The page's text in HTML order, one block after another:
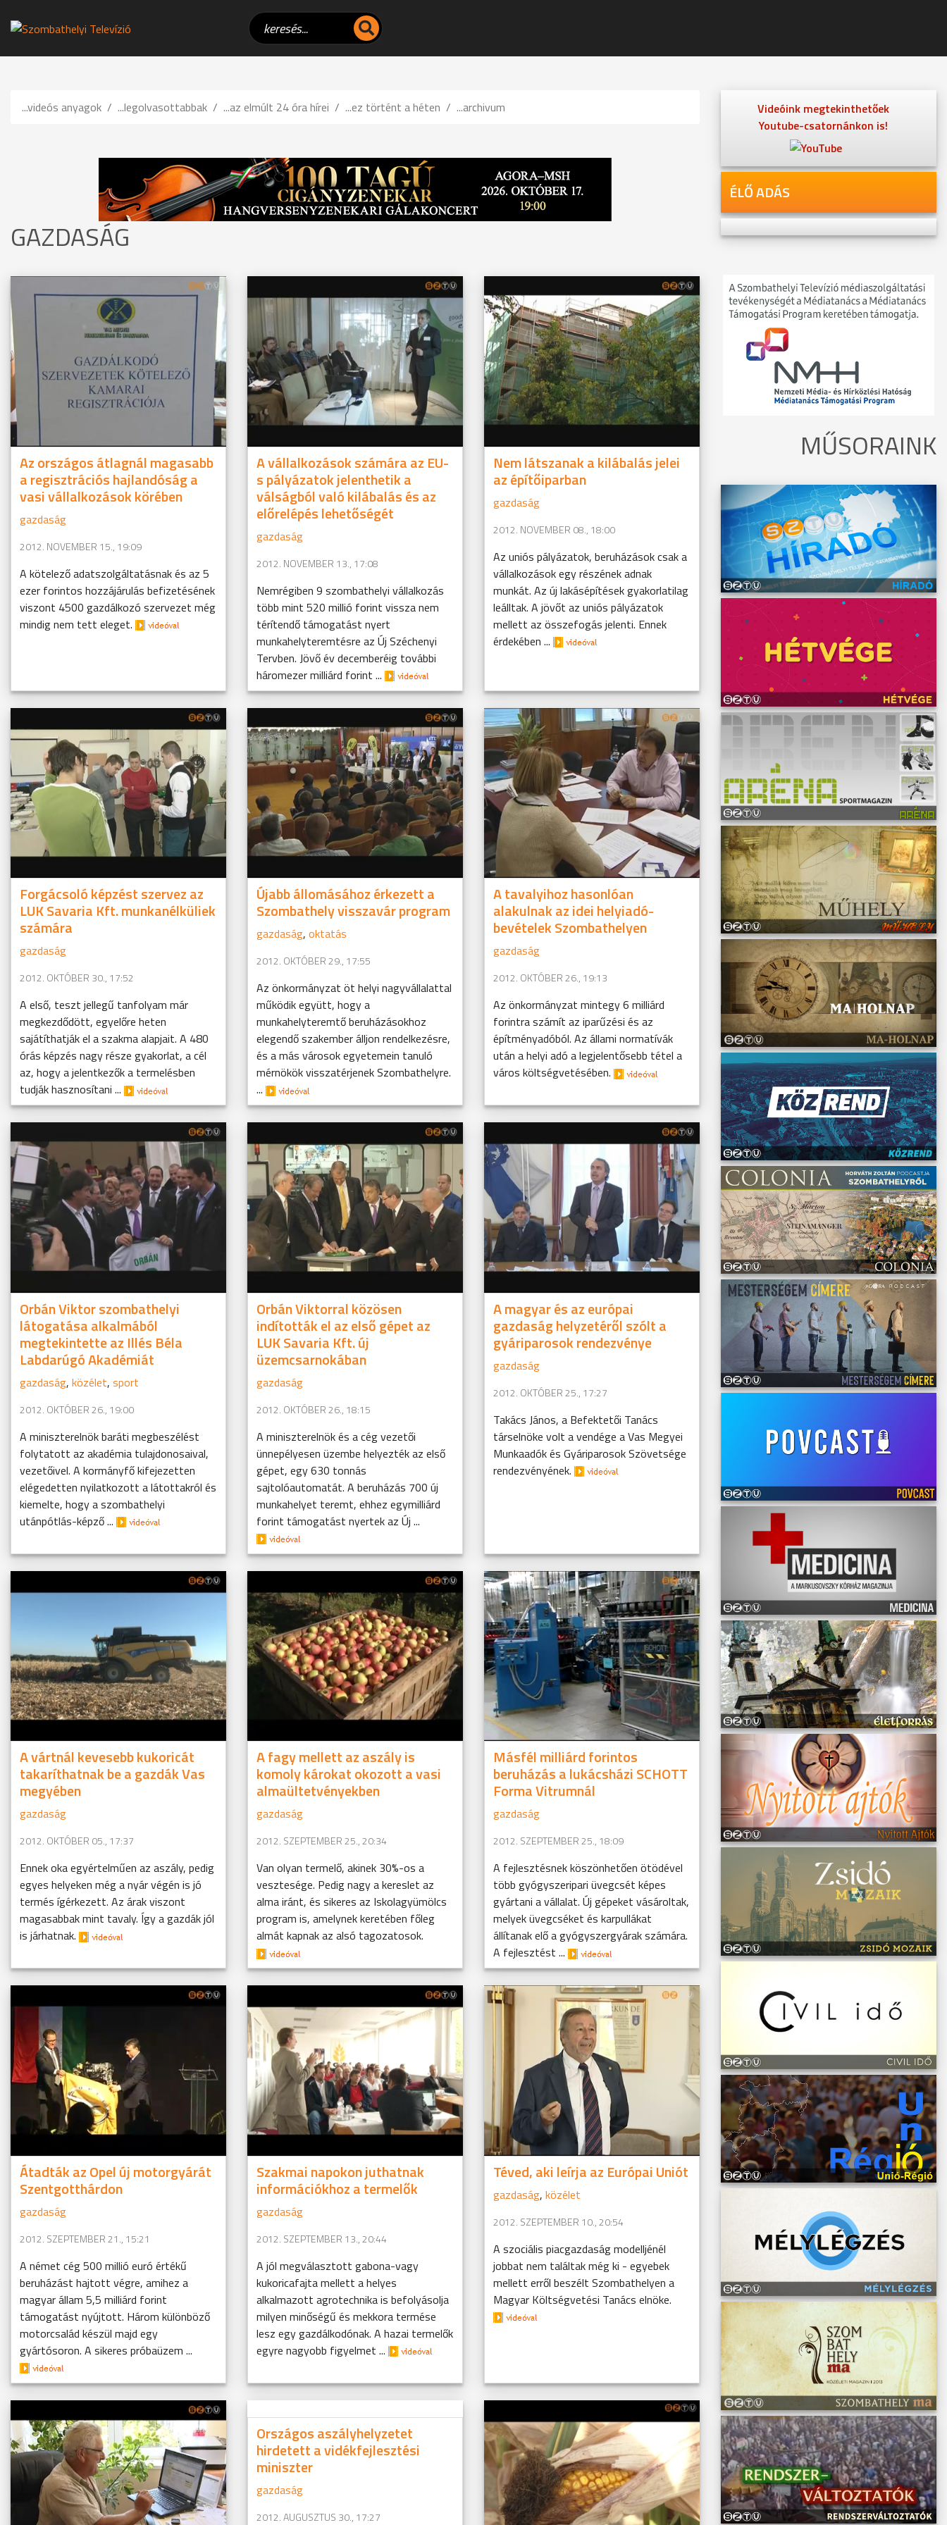
...videós anyagok ...legolvasottabbak ...az elmúlt 24 óra hírei ...ez történt a héten ...archivum
GAZDASÁG
Az országos átlagnál magasabb
a regisztrációs hajlandóság a
vasi vállalkozások körében
gazdaság
2012. NOVEMBER 15., 19:09
A kötelező adatszolgáltatásnak és az 5
ezer forintos hozzájárulás befizetésének
viszont 4500 gazdálkozó szervezet még
mindig nem tett eleget.
A vállalkozások számára az EU-
s pályázatok jelenthetik a
válságból való kilábalás és az
előrelépés lehetőségét
gazdaság
2012. NOVEMBER 13., 17:08
Nemrégiben 9 szombathelyi vállalkozás
több mint 520 millió forint vissza nem
térítendő támogatást nyert
munkahelyteremtésre az Új Széchenyi
Tervben. Jövő év decemberéig további
háromezer milliárd forint ...
Nem látszanak a kilábalás jelei
az építőiparban
gazdaság
2012. NOVEMBER 08., 18:00
Az uniós pályázatok, beruházások csak a
vállalkozások egy részének adnak
munkát. Az új lakásépítések gyakorlatilag
leálltak. A jövőt az uniós pályázatok
mellett az összefogás jelenti. Ennek
érdekében ...
Forgácsoló képzést szervez az
LUK Savaria Kft. munkanélküliek
számára
gazdaság
2012. OKTÓBER 30., 17:52
A első, teszt jellegű tanfolyam már
megkezdődött, egyelőre heten
sajátíthatják el a szakma alapjait. A 480
órás képzés nagy része gyakorlat, a cél
az, hogy a jelentkezők a termelésben
tudják hasznosítani ...
Újabb állomásához érkezett a
Szombathely visszavár program
gazdaság, oktatás
2012. OKTÓBER 29., 17:55
Az önkormányzat öt helyi nagyvállalattal
működik együtt, hogy a
munkahelyteremtő beruházásokhoz
elegendő szakember álljon rendelkezésre,
és a más városok egyetemein tanuló
mérnökök visszatérjenek Szombathelyre.
...
A tavalyihoz hasonlóan
alakulnak az idei helyiadó-
bevételek Szombathelyen
gazdaság
2012. OKTÓBER 26., 19:13
Az önkormányzat mintegy 6 milliárd
forintra számít az iparűzési és az
építményadóból. Az állami normatívák
után a helyi adó a legjelentősebb tétel a
város költségvetésében.
Orbán Viktor szombathelyi
látogatása alkalmából
megtekintette az Illés Béla
Labdarúgó Akadémiát
gazdaság, közélet, sport
2012. OKTÓBER 26., 19:00
A miniszterelnök baráti megbeszélést
folytatott az akadémia tulajdonosaival,
vezetőivel. A kormányfő kifejezetten
elégedetten nyilatkozott a látottakról és
kiemelte, hogy a szombathelyi
utánpótlás-képző ...
Orbán Viktorral közösen
indították el az első gépet az
LUK Savaria Kft. új
üzemcsarnokában
gazdaság
2012. OKTÓBER 26., 18:15
A miniszterelnök és a cég vezetői
ünnepélyesen üzembe helyezték az első
gépet, egy 630 tonnás
sajtolóautomatát. A beruházás 700 új
munkahelyet teremt, ehhez egymilliárd
forint támogatást nyertek az Új ...
A magyar és az európai
gazdaság helyzetéről szólt a
gyáriparosok rendezvénye
gazdaság
2012. OKTÓBER 25., 17:27
Takács János, a Befektetői Tanács
társelnöke volt a vendége a Vas Megyei
Munkaadók és Gyáriparosok Szövetsége
rendezvényének.
A vártnál kevesebb kukoricát
takaríthatnak be a gazdák Vas
megyében
gazdaság
2012. OKTÓBER 05., 17:37
Ennek oka egyértelműen az aszály, pedig
egyes helyeken még a nyár végén is jó
termés ígérkezett. Az árak viszont
magasabbak mint tavaly. Így a gazdák jól
is járhatnak.
A fagy mellett az aszály is
komoly károkat okozott a vasi
almaültetvényekben
gazdaság
2012. SZEPTEMBER 25., 20:34
Van olyan termelő, akinek 30%-os a
vesztesége. Pedig nagy a kereslet az
alma iránt, és sikeres az Iskolagyümölcs
program is, amelynek keretében főleg
almát kapnak az alsó tagozatosok.
Másfél milliárd forintos
beruházás a lukácsházi SCHOTT
Forma Vitrumnál
gazdaság
2012. SZEPTEMBER 25., 18:09
A fejlesztésnek köszönhetően ötödével
több gyógyszeripari üvegcsét képes
gyártani a vállalat. Új gépeket vásároltak,
melyek üvegcséket és karpullákat
állítanak elő a gyógyszergyárak számára.
A fejlesztést ...
Átadták az Opel új motorgyárát
Szentgotthárdon
gazdaság
2012. SZEPTEMBER 21., 15:21
A német cég 500 millió euró értékű
beruházást hajtott végre, amihez a
magyar állam 5,5 milliárd forint
támogatást nyújtott. Három különböző
motorcsalád készül majd egy
gyártósoron. A sikeres próbaüzem ...
Szakmai napokon juthatnak
információkhoz a termelők
gazdaság
2012. SZEPTEMBER 13., 20:44
A jól megválasztott gabona-vagy
kukoricafajta mellett a helyes
alkalmazott agrotechnika is befolyásolja
milyen minőségű és mekkora termése
lesz egy gazdálkodónak. A hazai termelők
egyre nagyobb figyelmet ...
Téved, aki leírja az Európai Uniót
gazdaság, közélet
2012. SZEPTEMBER 10., 20:54
A szociális piacgazdaság modelljénél
jobbat nem találtak még ki - egyebek
mellett erről beszélt Szombathelyen a
Magyar Költségvetési Tanács elnöke.
Országos aszályhelyzetet
hirdetett a vidékfejlesztési
miniszter
gazdaság
2012. AUGUSZTUS 30., 17:27
Videóink megtekinthetőek
Youtube-csatornánkon is!
ÉLŐ ADÁS
MŰSORAINK